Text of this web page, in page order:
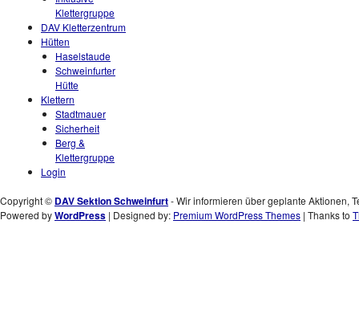
Klettergruppe
DAV Kletterzentrum
Hütten
Haselstaude
Schweinfurter
Hütte
Klettern
Stadtmauer
Sicherheit
Berg &
Klettergruppe
Login
Copyright © DAV Sektion Schweinfurt- Wir informieren über geplante Aktionen,
Powered byWordPress | Designed by: Premium WordPress Themes | Thanks to